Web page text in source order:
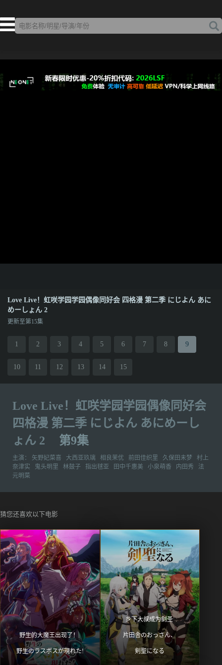
Love Live！虹咲学园学园偶像同好会 四格漫 第二季 にじよん あに
めーしょん 2
更新至第15集
1 2 3 4 5 6 7 8 9
10 11 12 13 14 15
Love Live！虹咲学园学园偶像同好会
四格漫 第二季 にじよん あにめーし
ょん 2
第9集
主演： 矢野妃菜喜 大西亚玖璃 相良茉优 前田佳织里 久保田未梦
村上
奈津实
鬼头明里 林鼓子 指出毬亚 田中千惠美 小泉萌香 内田秀
法
元明菜
猜您还喜欢以下电影
野生的大魔王出现了！
野生のラスボスが現れた!
乡下大叔成为剑圣
片田舎のおっさん、
剣聖になる